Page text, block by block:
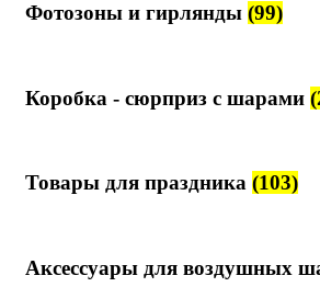
Фотозоны и гирлянды (99)
Коробка - сюрприз с шарами
Товары для праздника (103)
Аксессуары для воздушных